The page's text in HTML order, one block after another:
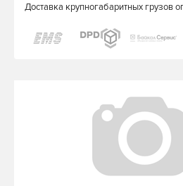
Доставка крупногабаритных грузов